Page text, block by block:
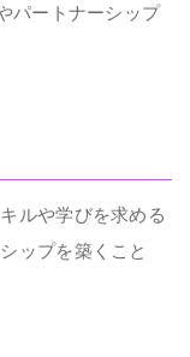
パートナーシップ
ルや学びを求める
ップを築くこと